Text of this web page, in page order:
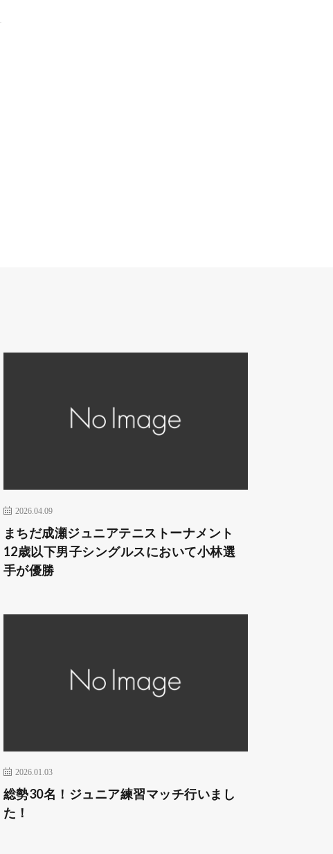
2026.04.09
まちだ成瀬ジュニアテニストーナメント
12歳以下男子シングルスにおいて小林選
手が優勝
2026.01.03
総勢30名！ジュニア練習マッチ行いまし
た！